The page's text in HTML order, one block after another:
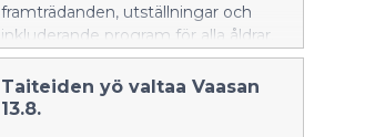
framträdanden, utställningar och
inkluderande program för alla åldrar.
En nyhet är gatugalleriet, där lokala
konstnärers verk presenteras.
Taiteiden yö valtaa Vaasan
13.8.